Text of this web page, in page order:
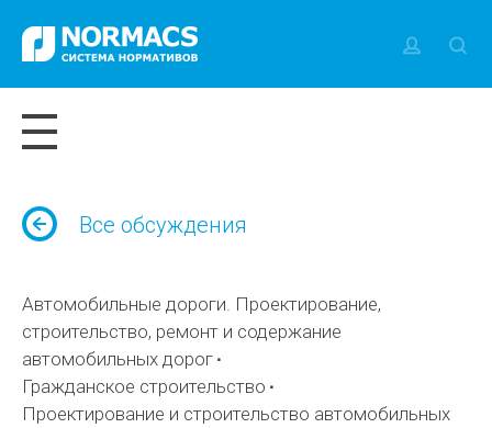
Все обсуждения
Автомобильные дороги. Проектирование,
строительство, ремонт и содержание
автомобильных дорог
Гражданское строительство
Проектирование и строительство автомобильных